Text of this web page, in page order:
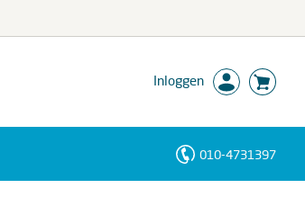
Inloggen
010-4731397